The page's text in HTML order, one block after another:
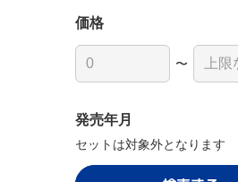
価格
〜
発売年月
セットは対象外となります